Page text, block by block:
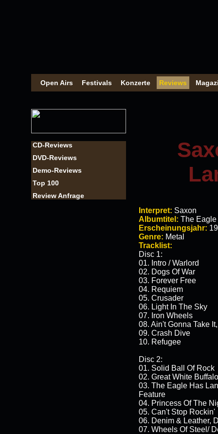
Open Airs Festivals Konzerte Reviews
CD-Reviews
DVD-Reviews
Demo-Reviews
Top 100
Review Anfrage
Interpret: Saxon
Albumtitel: The Eagle
Erscheinungsjahr:
Genre: Metal
Tracklist:
Disc 1:
01. Intro / Warlord
02. Dogs Of War
03. Forever Free
04. Requiem
05. Crusader
06. Light In The Sky
07. Iron Wheels
08. Ain't Gonna Take
09. Crash Dive
10. Refugee
Disc 2:
01. Solid Ball Of Rock
02. Great White Buffalo
03. The Eagle Has
Feature
04. Princess Of The
05. Can't Stop Rockin'
06. Denim & Leather,
07. Wheels Of Steel/